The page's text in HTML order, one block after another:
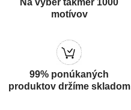
Na výber takmer 1000
motívov
99% ponúkaných
produktov držíme skladom